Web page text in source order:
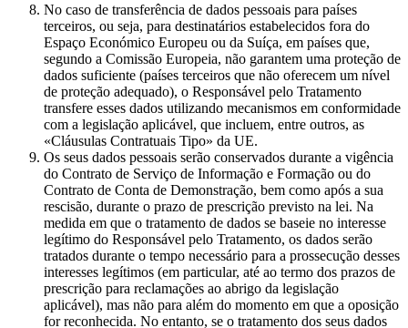
No caso de transferência de dados pessoais para países
terceiros, ou seja, para destinatários estabelecidos fora do
Espaço Económico Europeu ou da Suíça, em países que,
segundo a Comissão Europeia, não garantem uma proteção de
dados suficiente (países terceiros que não oferecem um nível
de proteção adequado), o Responsável pelo Tratamento
transfere esses dados utilizando mecanismos em conformidade
com a legislação aplicável, que incluem, entre outros, as
«Cláusulas Contratuais Tipo» da UE.
Os seus dados pessoais serão conservados durante a vigência
do Contrato de Serviço de Informação e Formação ou do
Contrato de Conta de Demonstração, bem como após a sua
rescisão, durante o prazo de prescrição previsto na lei. Na
medida em que o tratamento de dados se baseie no interesse
legítimo do Responsável pelo Tratamento, os dados serão
tratados durante o tempo necessário para a prossecução desses
interesses legítimos (em particular, até ao termo dos prazos de
prescrição para reclamações ao abrigo da legislação
aplicável), mas não para além do momento em que a oposição
for reconhecida. No entanto, se o tratamento dos seus dados